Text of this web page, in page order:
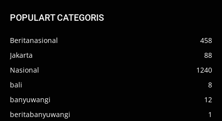
POPULART CATEGORIS
Beritanasional
458
Jakarta
88
Nasional
1240
bali
8
banyuwangi
12
beritabanyuwangi
1